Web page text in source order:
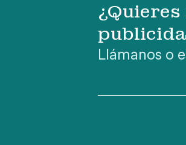
Llámanos o